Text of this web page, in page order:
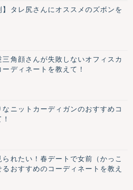
】タレ尻さんにオススメのズボンを
三角顔さんが失敗しないオフィスカ
ディネートを教えて！
なニットカーディガンのおすすめコ
られたい！春デートで女前（かっこ
るおすすめのコーディネートを教え